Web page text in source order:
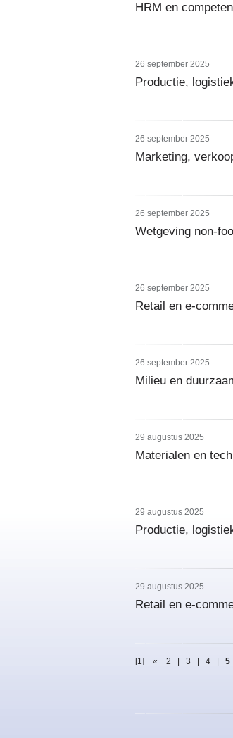
HRM en
26 september 2025
Productie,
26 september 2025
Marketing,
26 september 2025
Wetgeving non-
26 september 2025
Retail en e-
26 september 2025
Milieu en
29 augustus 2025
Materialen en
29 augustus 2025
Productie,
29 augustus 2025
Retail en e-
[1] « 2 3 4 5